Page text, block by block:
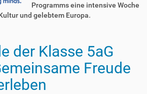
Programms eine intensive Woche
und gelebtem Europa.
der Klasse 5aG
Freude